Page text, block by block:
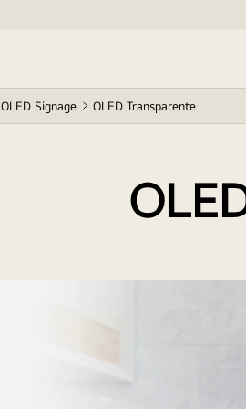
OLED Signage OLED Transparente